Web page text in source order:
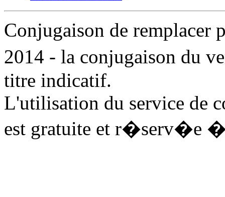
Conjugaison de
2014 - la conjugaison du
titre indicatif.
L'utilisation du service de
est gratuite et r�serv�e �